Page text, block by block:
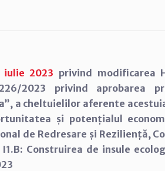
iulie 2023 privind modificarea
2023 privind aprobarea
a cheltuielilor aferente
și potențialul
de Redresare și Reziliență,
Construirea de insule